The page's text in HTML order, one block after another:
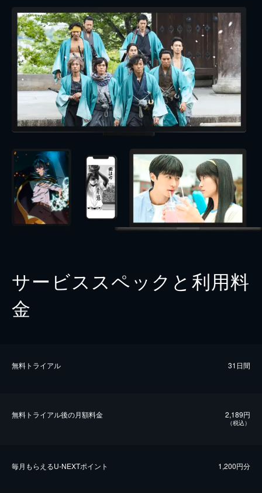
サービススペックと利用料
金
無料トライアル 31日間
無料トライアル後の⽉額料金 2,189円
（税込）
毎⽉もらえるU-NEXTポイント 1,200円分